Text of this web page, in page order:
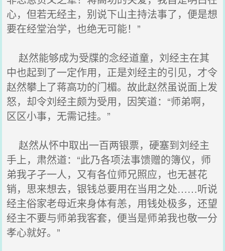
心，但若无经主，别说下山主持法事了，便是想
要在经堂治学，也绝无可能！”
赵然能够成为受牒的念经道童，刘经主在其
中也起到了一定作用，正是刘经主的引见，才令
赵然攀上了蒋高功的门楣。故此赵然虽说面上发
怒，却令刘经主颇为受用，因笑道：“师弟啊，
区区小事，无需记挂。”
赵然从怀中取出一百两银票，硬塞到刘经主
手上，肃然道：“此乃各项法事馈赠的簿仪，师
弟我孑孑一人，又有各位师兄照应，也无甚花
销，思来想去，银钱总要用在当用之处……听说
经主俗家老母近来身体有恙，用钱处极多，还望
经主不要与师弟我客套，便当是师弟我也敬一分
孝心就好。”